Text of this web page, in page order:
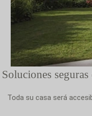
Soluciones
Toda su casa será